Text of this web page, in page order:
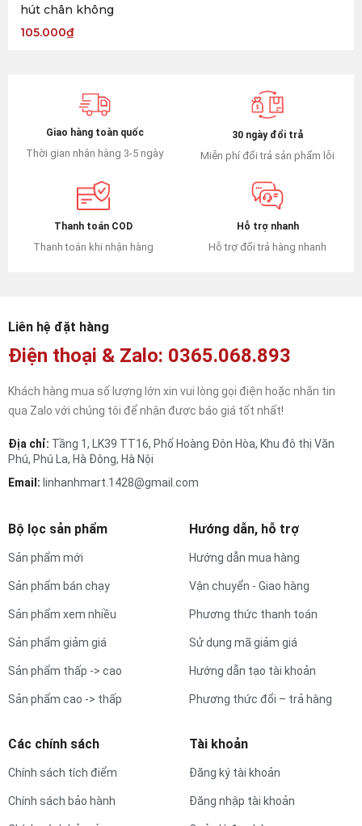
hút chân không
105.000₫
Giao hàng toàn quốc
Thời gian nhận hàng 3-5 ngày
30 ngày đổi trả
Miễn phí đổi trả sản phẩm lỗi
Thanh toán COD
Thanh toán khi nhận hàng
Hỗ trợ nhanh
Hỗ trợ đổi trả hàng nhanh
Liên hệ đặt hàng
Điện thoại & Zalo: 0365.068.893
Khách hàng mua số lượng lớn xin vui lòng gọi điện hoặc nhắn tin
qua Zalo với chúng tôi để nhận được báo giá tốt nhất!
Địa chỉ: Tầng 1, LK39 TT16, Phố Hoàng Đôn Hòa, Khu đô thị Văn
Phú, Phú La, Hà Đông, Hà Nội
Email: linhanhmart.1428@gmail.com
Bộ lọc sản phẩm
Sản phẩm mới
Sản phẩm bán chạy
Sản phẩm xem nhiều
Sản phẩm giảm giá
Sản phẩm thấp -> cao
Sản phẩm cao -> thấp
Hướng dẫn, hỗ trợ
Hướng dẫn mua hàng
Vận chuyển - Giao hàng
Phương thức thanh toán
Sử dụng mã giảm giá
Hướng dẫn tạo tài khoản
Phương thức đổi – trả hàng
Các chính sách
Chính sách tích điểm
Chính sách bảo hành
Tài khoản
Đăng ký tài khoản
Đăng nhập tài khoản